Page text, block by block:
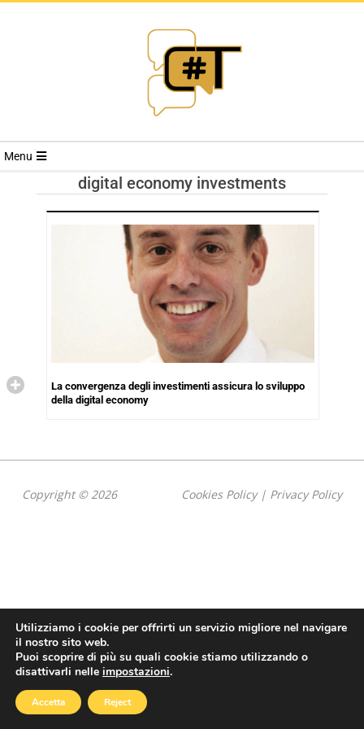
RIVISTA
TRENDS
Menu
digital economy investments
La convergenza degli investimenti assicura lo sviluppo
della digital economy
Copyright © 2026 Cookies Policy| Privacy Policy
Utilizziamo i cookie per offrirti un servizio migliore nel navigare
il nostro sito web.
Puoi scoprire di più su quali cookie stiamo utilizzando o
disattivarli nelle impostazioni.
Accetta Reject